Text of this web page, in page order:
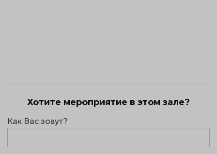
Хотите мероприятие в этом зале?
Как Вас зовут?